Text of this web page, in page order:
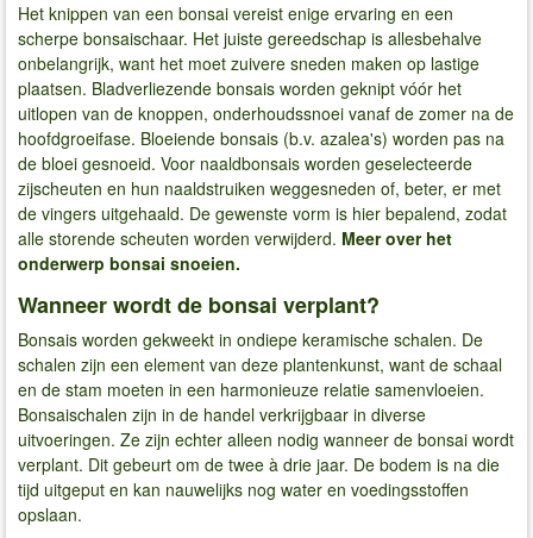
Het knippen van een bonsai vereist enige ervaring en een
scherpe bonsaischaar. Het juiste gereedschap is allesbehalve
onbelangrijk, want het moet zuivere sneden maken op lastige
plaatsen. Bladverliezende bonsais worden geknipt vóór het
uitlopen van de knoppen, onderhoudssnoei vanaf de zomer na de
hoofdgroeifase. Bloeiende bonsais (b.v. azalea's) worden pas na
de bloei gesnoeid. Voor naaldbonsais worden geselecteerde
zijscheuten en hun naaldstruiken weggesneden of, beter, er met
de vingers uitgehaald. De gewenste vorm is hier bepalend, zodat
alle storende scheuten worden verwijderd. Meer over het
onderwerp bonsai snoeien.
Wanneer wordt de bonsai verplant?
Bonsais worden gekweekt in ondiepe keramische schalen. De
schalen zijn een element van deze plantenkunst, want de schaal
en de stam moeten in een harmonieuze relatie samenvloeien.
Bonsaischalen zijn in de handel verkrijgbaar in diverse
uitvoeringen. Ze zijn echter alleen nodig wanneer de bonsai wordt
verplant. Dit gebeurt om de twee à drie jaar. De bodem is na die
tijd uitgeput en kan nauwelijks nog water en voedingsstoffen
opslaan.